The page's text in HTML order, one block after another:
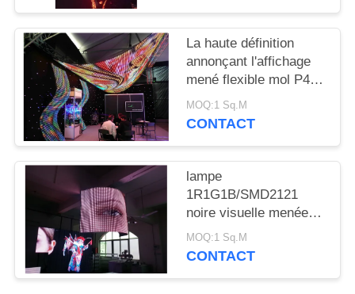
PLAN
DU
SITE
PRIVACY
POLICY
La haute définition
annonçant l'affichage
mené flexible mol P4 a
mené l'écran pour la
façade de médias
MOQ:1 Sq.M
CONTACT
lampe
1R1G1B/SMD2121
noire visuelle menée
flexible d'écran de
panneau de 4mm
MOQ:1 Sq.M
CONTACT